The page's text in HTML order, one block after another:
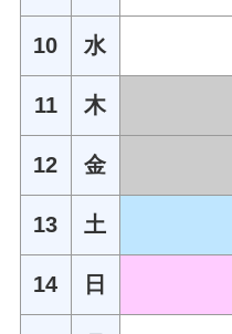
10 水
11 木
12 金
13 土
14 日